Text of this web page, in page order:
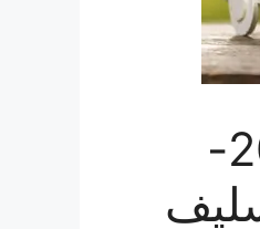
طريقة حجز موعد بنك التسليف 2022-